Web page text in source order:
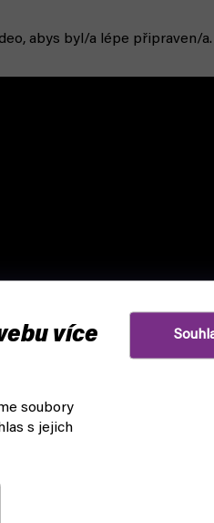
více
soubory
s jejich
, abys byl/a lépe připraven/a.